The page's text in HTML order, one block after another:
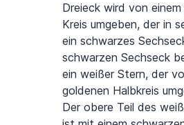
Dreieck wird von
Kreis umgeben, der in
ein schwarzes
schwarzen Sechseck
ein weißer Stern, der
goldenen Halbkreis
Der obere Teil des